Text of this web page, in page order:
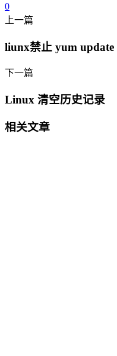
0
上一篇
liunx禁止 yum
下一篇
Linux 清空历史记录
相关文章